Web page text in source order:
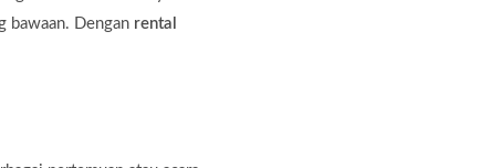
bawaan. Dengan rental